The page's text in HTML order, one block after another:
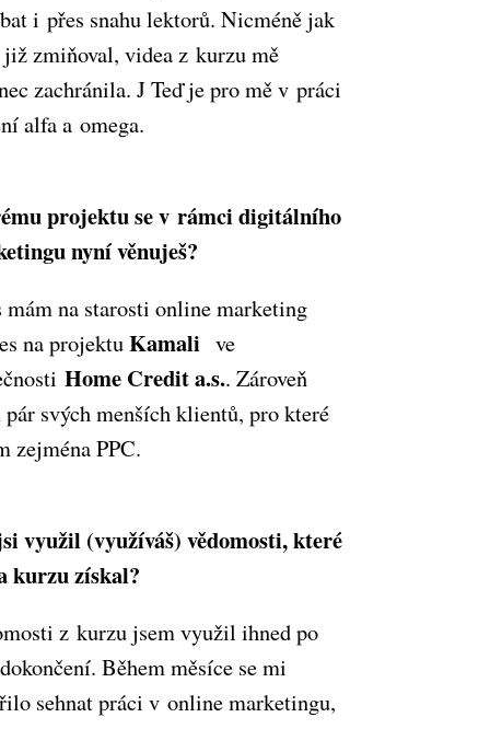
i přes snahu lektorů. Nicméně jak
zmiňoval, videa z kurzu mě
zachránila. J Teď je pro mě v práci
alfa a omega.
projektu se v rámci digitálního
nyní věnuješ?
mám na starosti online marketing
na projektuKamalive
Home Credit a.s.. Zároveň
pár svých menších klientů, pro které
zejména PPC.
využil (využíváš) vědomosti, které
kurzu získal?
z kurzu jsem využil ihned po
Během měsíce se mi
sehnat práci v online marketingu,